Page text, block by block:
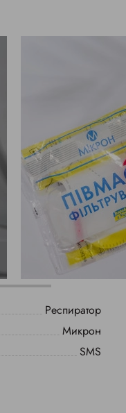
Респиратор
Микрон
SMS